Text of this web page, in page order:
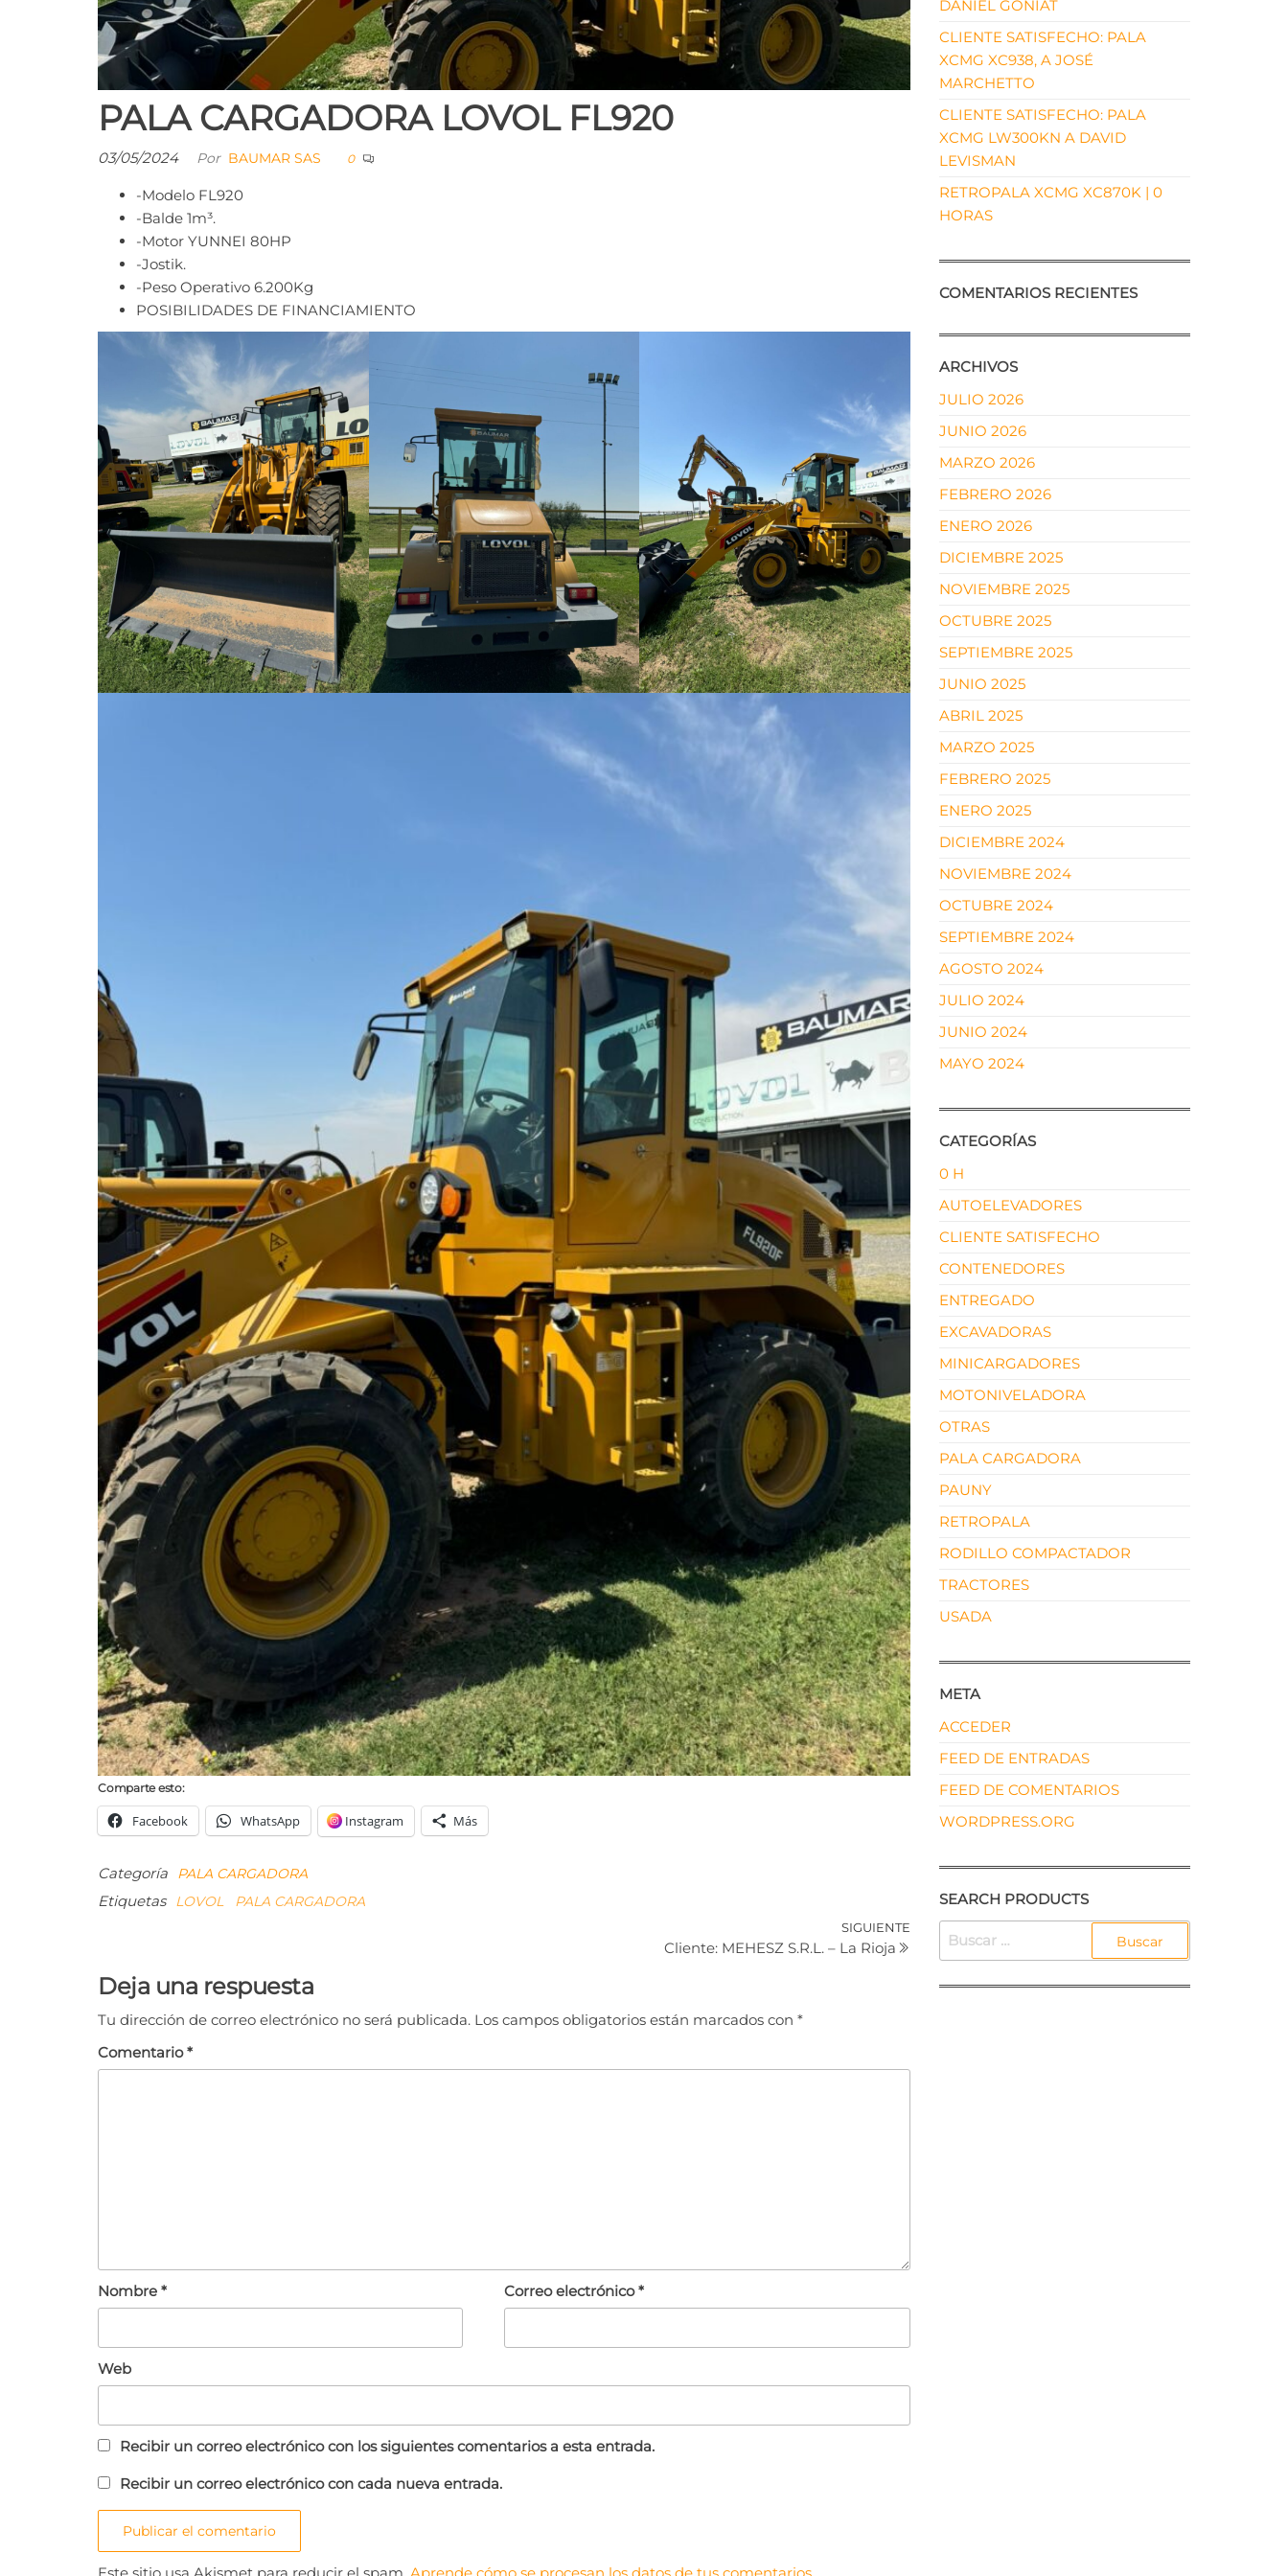
PALA CARGADORA LOVOL FL920
03/05/2024 Por BAUMAR SAS 0
-Modelo FL920
-Balde 1m³.
-Motor YUNNEI 80HP
-Jostik.
-Peso Operativo 6.200Kg
POSIBILIDADES DE FINANCIAMIENTO
Comparte esto:
Facebook WhatsApp Instagram Más
Categoría PALA CARGADORA
Etiquetas LOVOL PALA CARGADORA
entradas
Siguiente
entrada
SIGUIENTE
Cliente: MEHESZ S.R.L. – La Rioja
Deja una respuesta
Tu dirección de correo electrónico no será publicada. Los campos obligatorios están marcados con *
Comentario*
Nombre * Correo electrónico*
Web
Recibir un correo electrónico con los siguientes comentarios a esta entrada.
Recibir un correo electrónico con cada nueva entrada.
DANIEL GONIAT
CLIENTE SATISFECHO: PALA
XCMG XC938, A JOSÉ
MARCHETTO
CLIENTE SATISFECHO: PALA
XCMG LW300KN A DAVID
LEVISMAN
RETROPALA XCMG XC870K | 0
HORAS
COMENTARIOS RECIENTES
ARCHIVOS
JULIO 2026
JUNIO 2026
MARZO 2026
FEBRERO 2026
ENERO 2026
DICIEMBRE 2025
NOVIEMBRE 2025
OCTUBRE 2025
SEPTIEMBRE 2025
JUNIO 2025
ABRIL 2025
MARZO 2025
FEBRERO 2025
ENERO 2025
DICIEMBRE 2024
NOVIEMBRE 2024
OCTUBRE 2024
SEPTIEMBRE 2024
AGOSTO 2024
JULIO 2024
JUNIO 2024
MAYO 2024
CATEGORÍAS
0 H
AUTOELEVADORES
CLIENTE SATISFECHO
CONTENEDORES
ENTREGADO
EXCAVADORAS
MINICARGADORES
MOTONIVELADORA
OTRAS
PALA CARGADORA
PAUNY
RETROPALA
RODILLO COMPACTADOR
TRACTORES
USADA
META
ACCEDER
FEED DE ENTRADAS
FEED DE COMENTARIOS
WORDPRESS.ORG
SEARCH PRODUCTS
BUSCAR: